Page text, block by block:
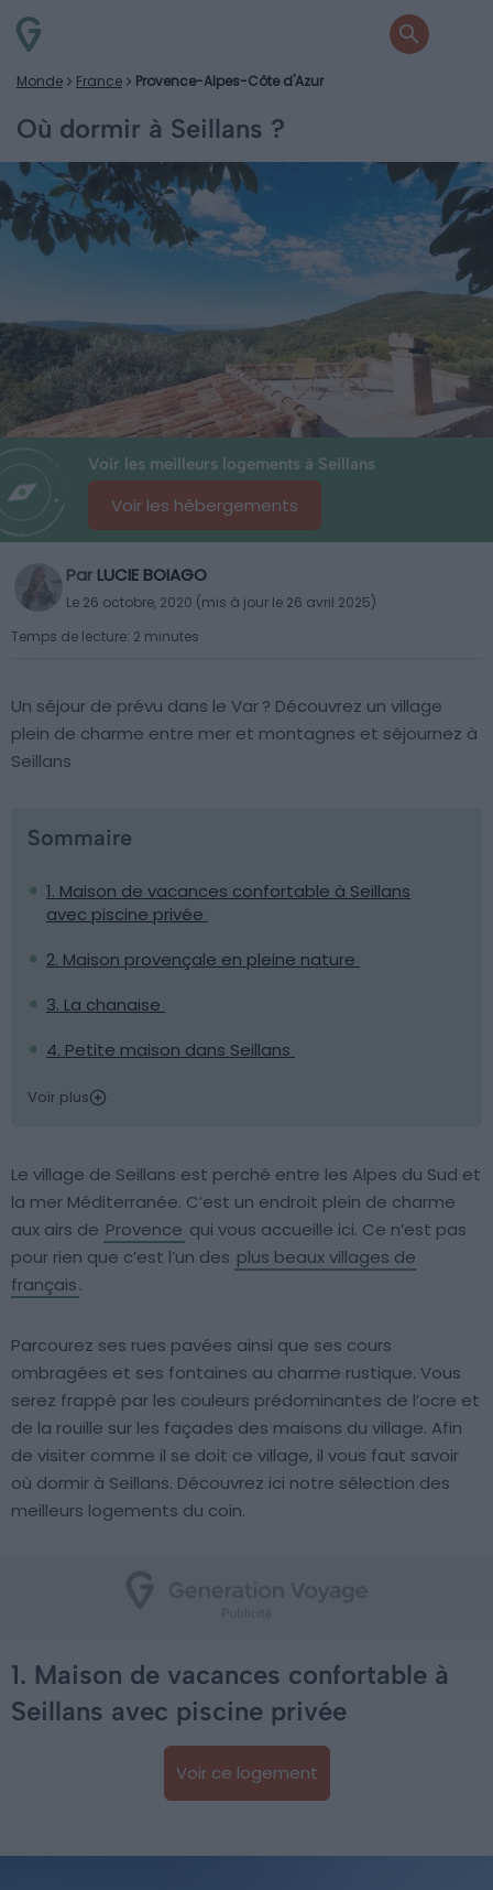
Monde France Provence-Alpes-Côte d'Azur
Où dormir à Seillans ?
Voir les meilleurs logements à Seillans
Voir les hébergements
Par LUCIE BOIAGO
Le 26 octobre, 2020 (mis à jour le 26 avril 2025)
Temps de lecture: 2 minutes
Un séjour de prévu dans le Var ? Découvrez un village
plein de charme entre mer et montagnes et séjournez à
Seillans
Sommaire
1. Maison de vacances confortable à Seillans
avec piscine privée
2. Maison provençale en pleine nature
3. La chanaise
4. Petite maison dans Seillans
Voir plus
Le village de Seillans est perché entre les Alpes du Sud et
la mer Méditerranée. C’est un endroit plein de charme
aux airs de Provence qui vous accueille ici. Ce n’est pas
pour rien que c’est l’un des plus beaux villages de
français.
Parcourez ses rues pavées ainsi que ses cours
ombragées et ses fontaines au charme rustique. Vous
serez frappé par les couleurs prédominantes de l’ocre et
de la rouille sur les façades des maisons du village. Afin
de visiter comme il se doit ce village, il vous faut savoir
où dormir à Seillans. Découvrez ici notre sélection des
meilleurs logements du coin.
1. Maison de vacances confortable à
Seillans avec piscine privée
Voir ce logement